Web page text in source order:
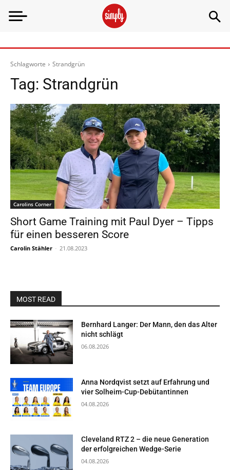
Schlagworte Strandgrün
Tag: Strandgrün
Carolins Corner
Short Game Training mit Paul Dyer – Tipps
für einen besseren Score
Carolin Stähler - 21.08.2023
MOST READ
Bernhard Langer: Der Mann, den das Alter
nicht schlägt
06.08.2026
Anna Nordqvist setzt auf Erfahrung und
vier Solheim-Cup-Debütantinnen
04.08.2026
Cleveland RTZ 2 – die neue Generation
der erfolgreichen Wedge-Serie
04.08.2026